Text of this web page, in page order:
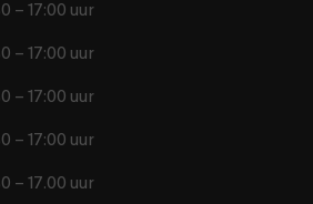
– 17:00 uur
– 17:00 uur
– 17:00 uur
– 17:00 uur
– 17.00 uur